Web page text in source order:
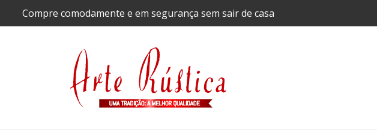
Compre comodamente e em segurança sem sair de casa